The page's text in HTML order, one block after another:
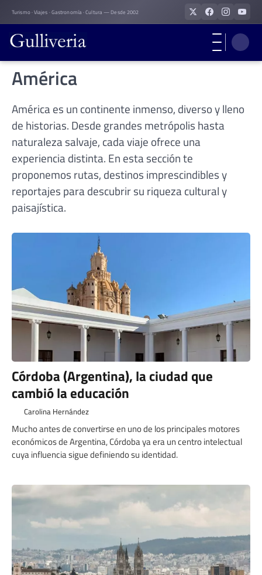
Skip
to
content
Turismo · Viajes · Gastronomía · Cultura — Desde 2002
América
América es un continente inmenso, diverso y lleno
de historias. Desde grandes metrópolis hasta
naturaleza salvaje, cada viaje ofrece una
experiencia distinta. En esta sección te
proponemos rutas, destinos imprescindibles y
reportajes para descubrir su riqueza cultural y
paisajística.
Córdoba (Argentina), la ciudad que
cambió la educación
Carolina Hernández
Mucho antes de convertirse en uno de los principales motores
económicos de Argentina, Córdoba ya era un centro intelectual
cuya influencia sigue definiendo su identidad.